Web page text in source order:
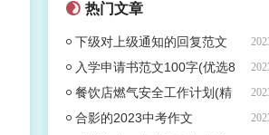
热门文章
下级对上级通知的回复范文
(热门53篇)
入学申请书范文100字(优选8
篇)
餐饮店燃气安全工作计划(精
选7篇)
合影的2023中考作文